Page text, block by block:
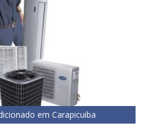
em Carapicuiba